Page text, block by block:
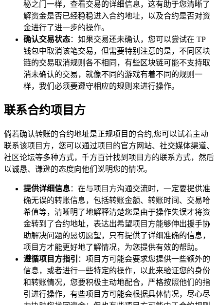
秘之门一样，查看交易的详细信息，这有助于您清晰了
解资金是否已经稳稳进入合约地址，以及合约是否对资
金进行了进一步的操作。
确认交易状态：如果交易还未确认，您可以尝试在 TP
钱包中取消该笔交易，但需要特别注意的是，不同区块
链的交易取消规则各不相同，有些区块链可能不支持取
消未确认的交易，就像不同的游戏有着不同的规则一
样，我们必须要遵守相应的规则来进行操作。
联系合约项目方
倘若确认转账的合约地址是正规项目的合约,您可以试着主动
联系该项目方，您可以通过项目的官方网站、社交媒体渠道、
社区论坛等多种方式，千方百计找到项目方的联系方式，然后
以诚恳、谦逊的态度向他们说明您的情况。
提供详细信息：在与项目方沟通交流时，一定要提供准
确无误的转账信息，包括转账金额、转账时间、交易哈
希值等，清晰明了地解释清楚您是由于操作失误才将资
金转到了合约地址，表达出希望项目方能够伸出援手协
助解决问题的恳切愿望，只有提供了详细准确的信息，
项目方才能更好地了解情况，为您提供有效的帮助。
遵循项目方指引 ：项目方可能会要求您提供一些额外的
信息，或者进行一些特定的操作，以此来验证您的身份
和转账情况，您要积极主动地配合，严格按照他们的指
引进行操作，有些项目方可能会根据具体情况，尽心尽